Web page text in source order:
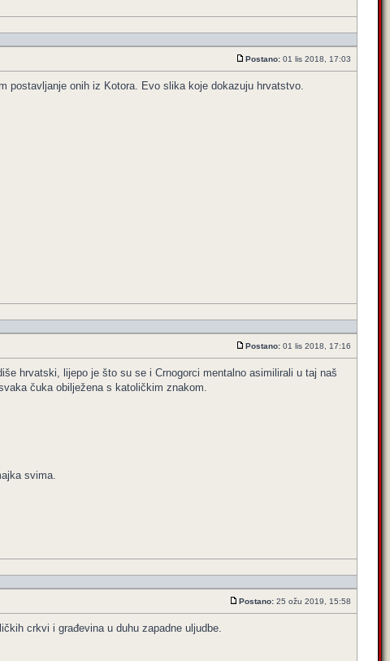
Postano: 01 lis 2018, 17:03
postavljanje onih iz Kotora. Evo slika koje dokazuju hrvatstvo.
Postano: 01 lis 2018, 17:16
hrvatski, lijepo je što su se i Crnogorci mentalno asimilirali u taj naš
čuka obilježena s katoličkim znakom.
svima.
Postano: 25 ožu 2019, 15:58
crkvi i građevina u duhu zapadne uljudbe.